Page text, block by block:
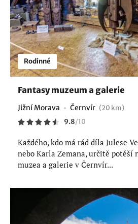
Rodinné
Fantasy muzeum a galerie
Jižní Morava Černvír (20 km)
9.8/10
Každého, kdo má rád díla Julese
nebo Karla Zemana, určitě potěší
muzea a galerie v Černvír...